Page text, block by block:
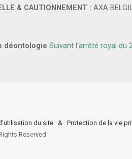
& CAUTIONNEMENT : AXA
déontologie Suivant l'arrêté royal du
du site & Protection de la vie
Reserved